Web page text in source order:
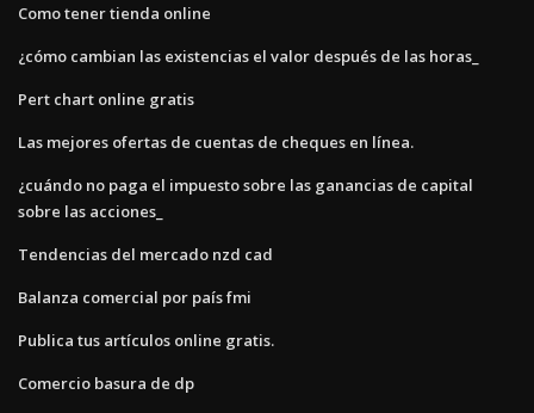
Como tener tienda online
¿cómo cambian las existencias el valor después de las horas_
Pert chart online gratis
Las mejores ofertas de cuentas de cheques en línea.
¿cuándo no paga el impuesto sobre las ganancias de capital
sobre las acciones_
Tendencias del mercado nzd cad
Balanza comercial por país fmi
Publica tus artículos online gratis.
Comercio basura de dp